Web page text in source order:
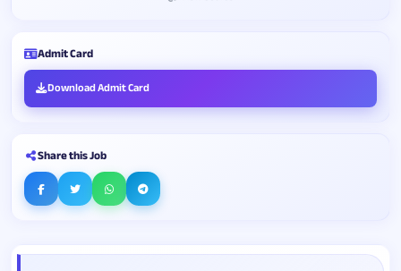
Admit Card
Download Admit Card
Share this Job